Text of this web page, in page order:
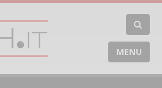
MENU